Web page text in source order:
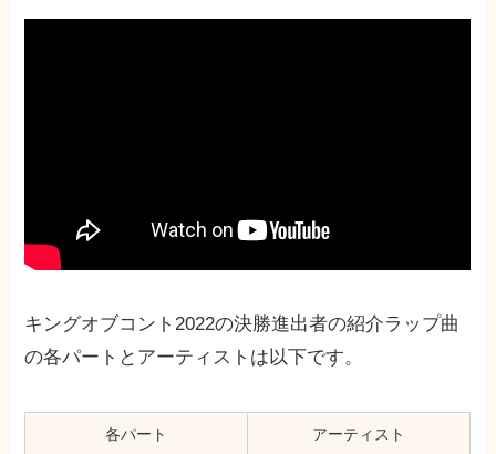
キングオブコント2022の決勝進出者の紹介ラップ曲
の各パートとアーティストは以下です。
各パート アーティスト